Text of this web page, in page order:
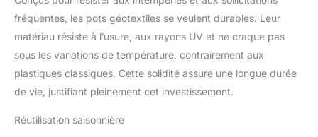
fréquentes, les pots géotextiles se veulent durables. Leur
matériau résiste à l’usure, aux rayons UV et ne craque pas
sous les variations de température, contrairement aux
plastiques classiques. Cette solidité assure une longue durée
de vie, justifiant pleinement cet investissement.
Réutilisation saisonnière